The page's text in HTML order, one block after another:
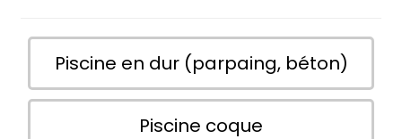
Piscine en dur (parpaing, béton)
Piscine coque